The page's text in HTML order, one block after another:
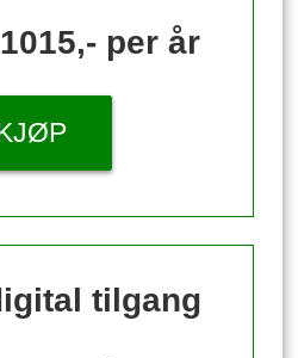
per år
tilgang